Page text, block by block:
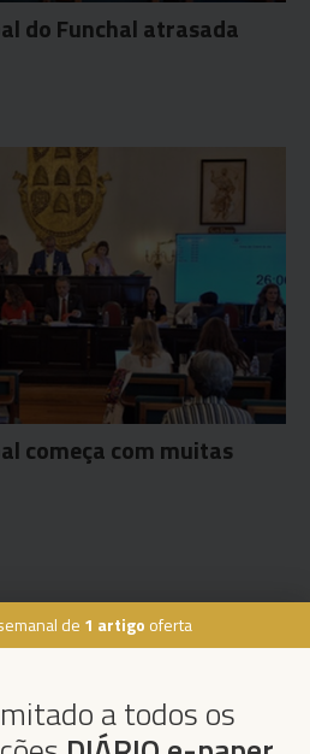
de 1 artigo oferta
a todos os
do Funchal atrasada
começa com muitas
Dr. Fernão de Ornelas, 56 - 3º
202 300
×